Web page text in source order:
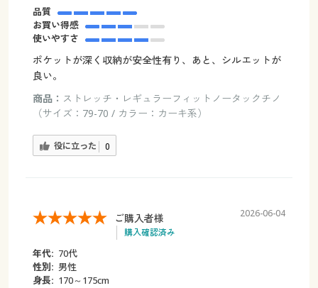
品質
お買い得感
使いやすさ
ポケットが深く収納が安全性有り、あと、シルエットが
良い。
商品： ストレッチ・レギュラーフィットノータックチノ
（サイズ：79-70 / カラー：カーキ系）
役に立った 0
ご購入者様
購入確認済み
2026-06-04
年代: 70代
性別: 男性
身長: 170～175cm